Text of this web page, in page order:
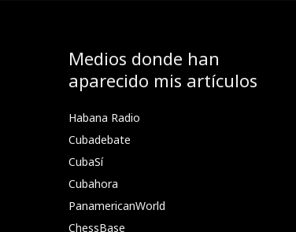
Medios donde han
aparecido mis artículos
Habana Radio
Cubadebate
CubaSí
Cubahora
PanamericanWorld
ChessBase